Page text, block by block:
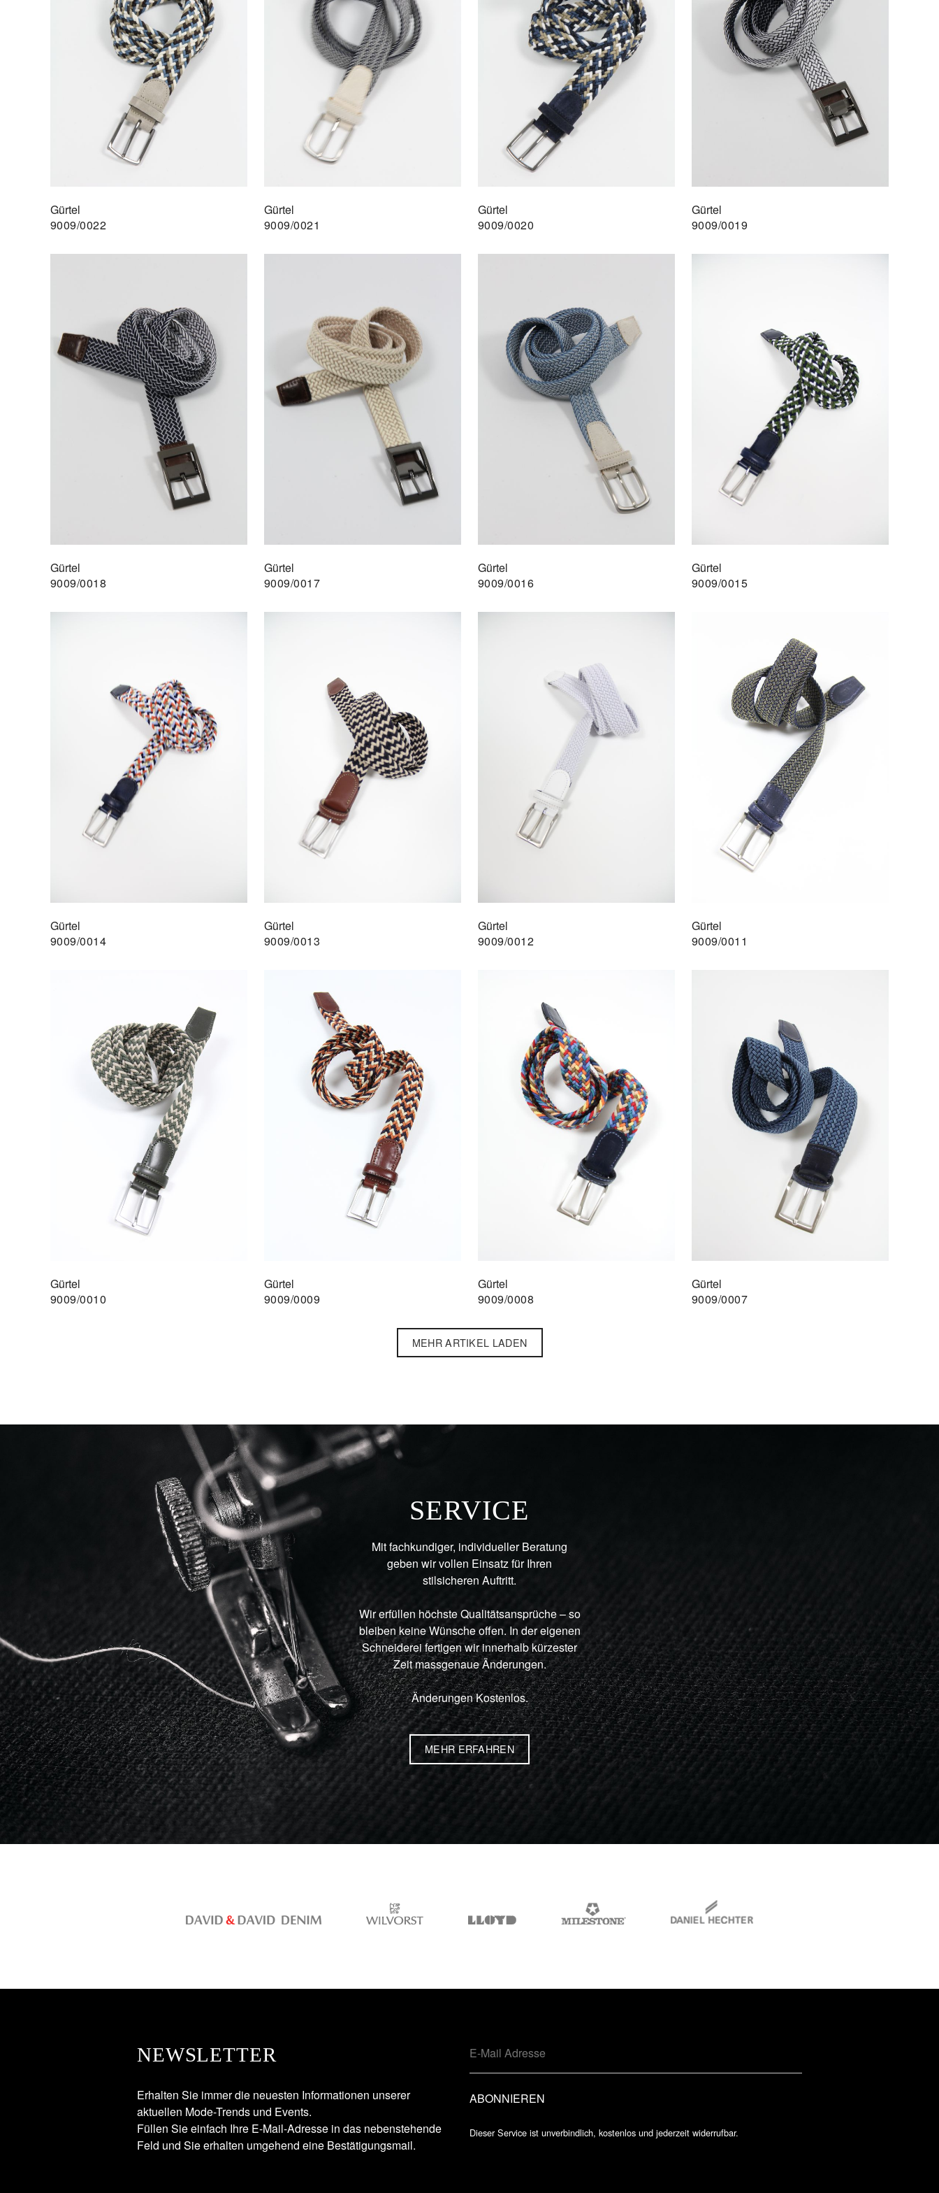
Gürtel
9009/0022
Gürtel
9009/0021
Gürtel
9009/0020
Gürtel
9009/0019
Gürtel
9009/0018
Gürtel
9009/0017
Gürtel
9009/0016
Gürtel
9009/0015
Gürtel
9009/0014
Gürtel
9009/0013
Gürtel
9009/0012
Gürtel
9009/0011
Gürtel
9009/0010
Gürtel
9009/0009
Gürtel
9009/0008
Gürtel
9009/0007
MEHR ARTIKEL LADEN
SERVICE
Mit fachkundiger, individueller Beratung
geben wir vollen Einsatz für Ihren
stilsicheren Auftritt.
Wir erfüllen höchste Qualitätsansprüche – so
bleiben keine Wünsche offen. In der eigenen
Schneiderei fertigen wir innerhalb kürzester
Zeit massgenaue Änderungen.
Änderungen Kostenlos.
MEHR ERFAHREN
NEWSLETTER
Erhalten Sie immer die neuesten Informationen unserer
aktuellen Mode-Trends und Events.
Füllen Sie einfach Ihre E-Mail-Adresse in das nebenstehende
Feld und Sie erhalten umgehend eine Bestätigungsmail.
Dieser Service ist unverbindlich, kostenlos und jederzeit widerrufbar.